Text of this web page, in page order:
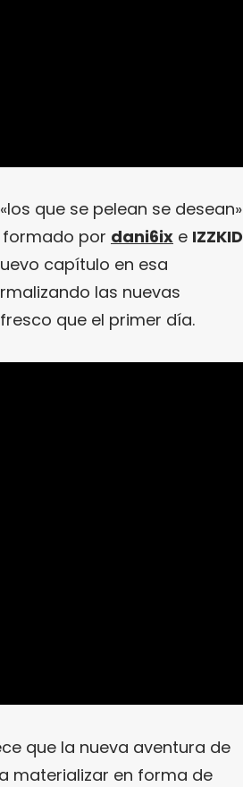
que se pelean se desean»
formado por dani6ix e IZZKID
capítulo en esa
las nuevas
que el primer día.
que la nueva aventura de
materializar en forma de